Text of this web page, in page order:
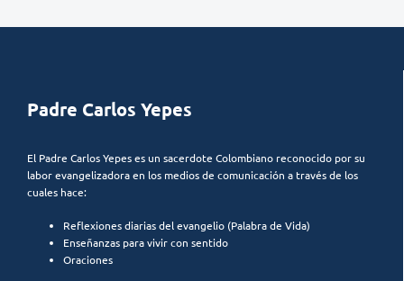
Padre Carlos Yepes
El Padre Carlos Yepes es un sacerdote Colombiano reconocido por su
labor evangelizadora en los medios de comunicación a través de los
cuales hace:
Reflexiones diarias del evangelio (Palabra de Vida)
Enseñanzas para vivir con sentido
Oraciones